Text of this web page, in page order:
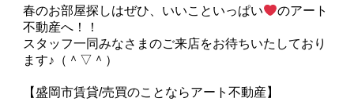
春のお部屋探しはぜひ、いいこといっぱい
のアート
不動産へ！！
スタッフ一同みなさまのご来店をお待ちいたしており
ます♪（＾▽＾）
【盛岡市賃貸/売買のことならアート不動産】